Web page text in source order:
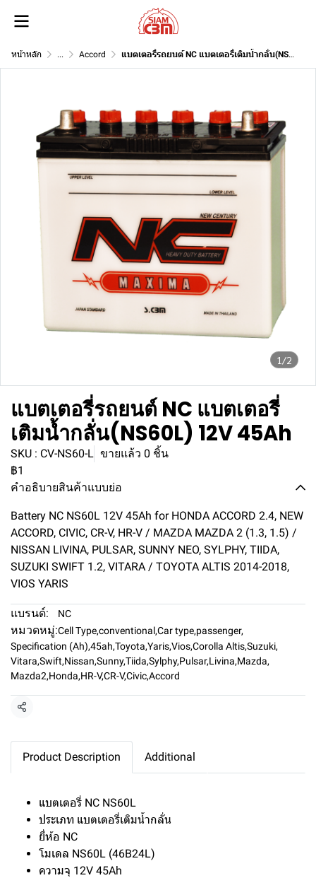
หน้าหลัก ... Accord แบตเตอรี่รถยนต์ NC แบตเตอรี่เติมน้ำกลั่น(NS60L) 12V 45Ah
1/2
แบตเตอรี่รถยนต์ NC แบตเตอรี่
เติมน้ำกลั่น(NS60L) 12V 45Ah
SKU : CV-NS60-L ขายแล้ว 0 ชิ้น
฿1
คำอธิบายสินค้าแบบย่อ
Battery NC NS60L 12V 45Ah for HONDA ACCORD 2.4, NEW
ACCORD, CIVIC, CR-V, HR-V / MAZDA MAZDA 2 (1.3, 1.5) /
NISSAN LIVINA, PULSAR, SUNNY NEO, SYLPHY, TIIDA,
SUZUKI SWIFT 1.2, VITARA / TOYOTA ALTIS 2014-2018,
VIOS YARIS
แบรนด์: NC
หมวดหมู่:Cell Type,conventional,Car type,passenger,
Specification (Ah),45ah,Toyota,Yaris,Vios,Corolla Altis,Suzuki,
Vitara,Swift,Nissan,Sunny,Tiida,Sylphy,Pulsar,Livina,Mazda,
Mazda2,Honda,HR-V,CR-V,Civic,Accord
แชร์
Product Description Additional
แบตเตอรี่ NC NS60L
ประเภท แบตเตอรี่เติมน้ำกลั่น
ยี่ห้อ NC
โมเดล NS60L (46B24L)
ความจุ 12V 45Ah